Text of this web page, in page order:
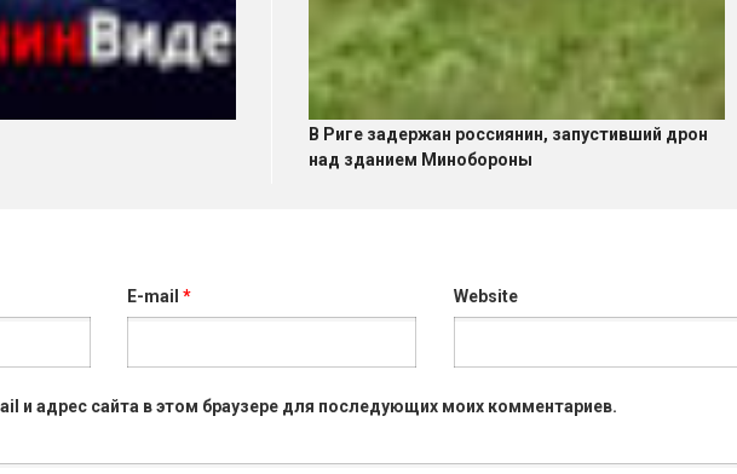
В Риге задержан россиянин, запустивший дрон
над зданием Минобороны
E-mail* Website
и адрес сайта в этом браузере для последующих моих комментариев.